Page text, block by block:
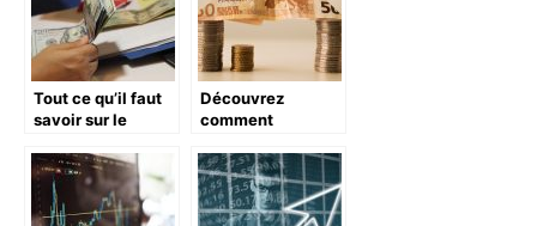
Tout ce qu’il faut
savoir sur le
Découvrez
comment
réellement le
service
hypothécaire